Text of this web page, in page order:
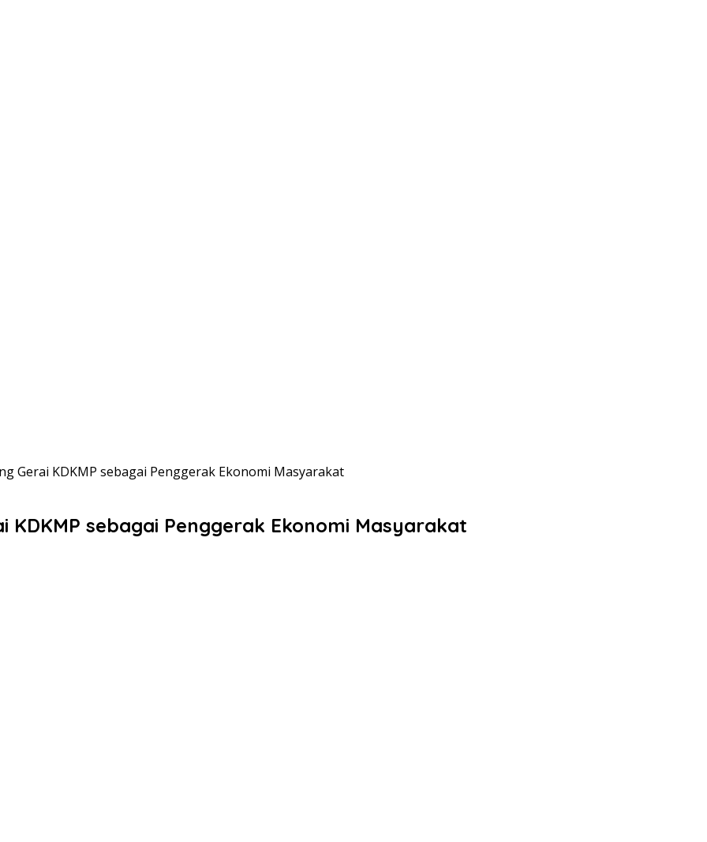
Gerai KDKMP sebagai Penggerak Ekonomi Masyarakat
KDKMP sebagai Penggerak Ekonomi Masyarakat